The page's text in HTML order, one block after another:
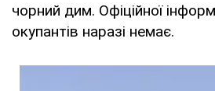
чорний дим. Офіційної
окупантів наразі немає.